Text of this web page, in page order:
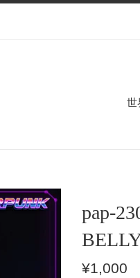
世
pap-
通
¥1,000